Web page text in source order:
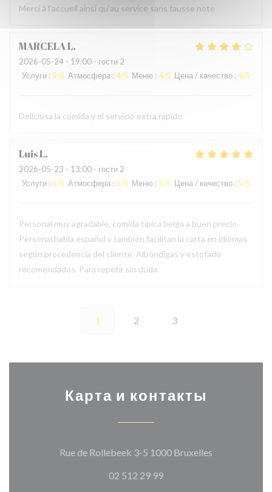
Merci à l'accueil ainsi qu'au service sans fausse note
MARCELAL
2026-05-24 - 19:00 - гости 2
Услуги : 5/5 Атмосфера : 4/5 Меню : 4/5 Цена / качество : 4/5
Deliciosa la comida y el servicio extra rapido
LuisL
2026-05-23 - 13:00 - гости 2
Услуги : 5/5 Атмосфера : 5/5 Меню : 5/5 Цена / качество : 5/5
Personal muy agradable, comida típica belga a buen precio.
Personal habla español y también facilitan la carta en idiomas
según procedencia del cliente. Albóndigas y estofado
recomendados. Para repetir sin duda.
1 2 3
Карта и контакты
Rue de Rollebeek 3-5 1000 Bruxelles
02 512 29 99